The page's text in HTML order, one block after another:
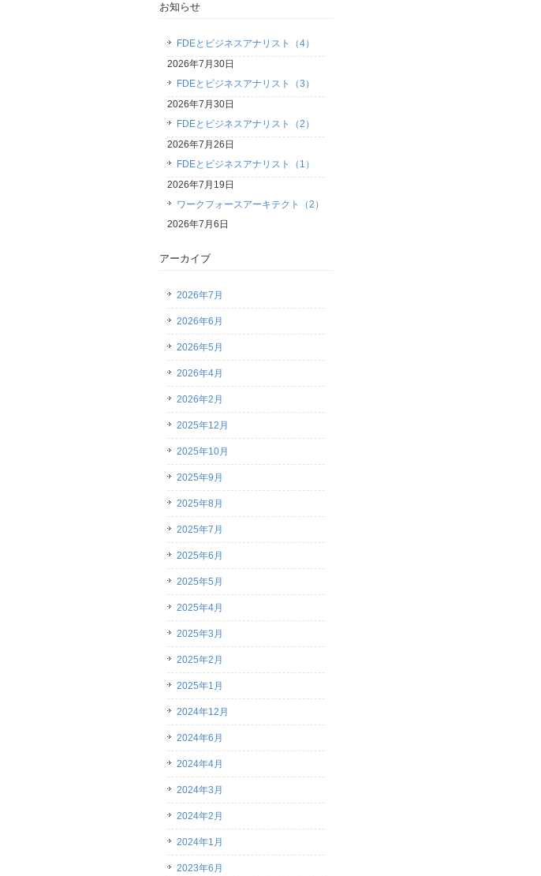
お知らせ
FDEとビジネスアナリスト（4）
2026年7月30日
FDEとビジネスアナリスト（3）
2026年7月30日
FDEとビジネスアナリスト（2）
2026年7月26日
FDEとビジネスアナリスト（1）
2026年7月19日
ワークフォースアーキテクト（2）
2026年7月6日
アーカイブ
2026年7月
2026年6月
2026年5月
2026年4月
2026年2月
2025年12月
2025年10月
2025年9月
2025年8月
2025年7月
2025年6月
2025年5月
2025年4月
2025年3月
2025年2月
2025年1月
2024年12月
2024年6月
2024年4月
2024年3月
2024年2月
2024年1月
2023年6月